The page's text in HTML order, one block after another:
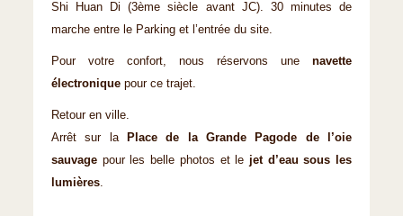
Shi Huan Di (3ème siècle avant JC). 30 minutes de
marche entre le Parking et l’entrée du site.
Pour votre confort, nous réservons une navette
électronique pour ce trajet.
Retour en ville.
Arrêt sur la
Place de la Grande Pagode de l’oie
sauvage pour les belle photos et le jet d’eau sous les
lumières.